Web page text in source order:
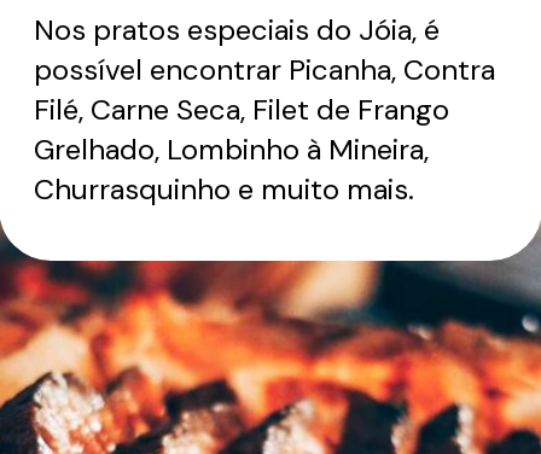
Nos pratos especiais do Jóia, é
possível encontrar Picanha, Contra
Filé, Carne Seca, Filet de Frango
Grelhado, Lombinho à Mineira,
Churrasquinho e muito mais.